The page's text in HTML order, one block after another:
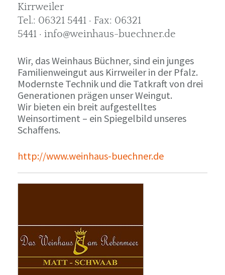
Kirrweiler
Tel.: 06321 5441 · Fax: 06321
5441 · info@weinhaus-buechner.de
Wir, das Weinhaus Büchner, sind ein junges
Familienweingut aus Kirrweiler in der Pfalz.
Modernste Technik und die Tatkraft von drei
Generationen prägen unser Weingut.
Wir bieten ein breit aufgestelltes
Weinsortiment – ein Spiegelbild unseres
Schaffens.
http://www.weinhaus-buechner.de